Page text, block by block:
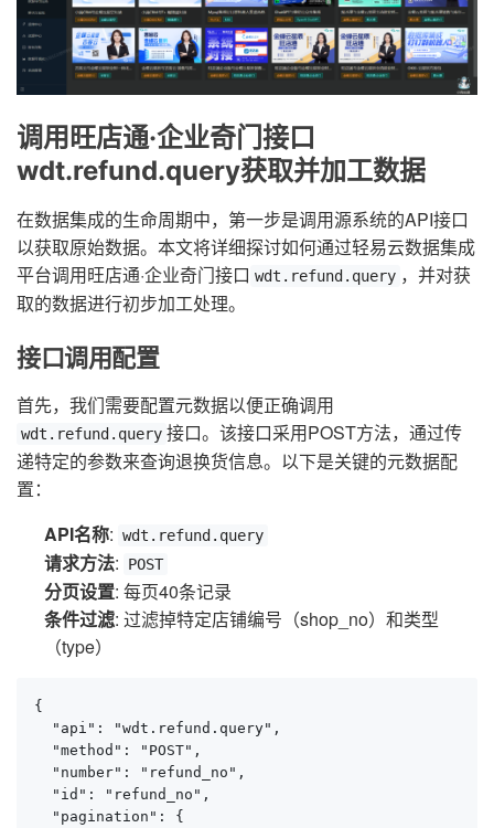
调用旺店通·企业奇门接口
wdt.refund.query获取并加工数据
在数据集成的生命周期中，第一步是调用源系统的API接口
以获取原始数据。本文将详细探讨如何通过轻易云数据集成
平台调用旺店通·企业奇门接口 wdt.refund.query ，并对获
取的数据进行初步加工处理。
接口调用配置
首先，我们需要配置元数据以便正确调用
wdt.refund.query 接口。该接口采用POST方法，通过传
递特定的参数来查询退换货信息。以下是关键的元数据配
置：
API名称: wdt.refund.query
请求方法: POST
分页设置: 每页40条记录
条件过滤: 过滤掉特定店铺编号（shop_no）和类型
（type）
{
  "api": "wdt.refund.query",
  "method": "POST",
  "number": "refund_no",
  "id": "refund_no",
  "pagination": {